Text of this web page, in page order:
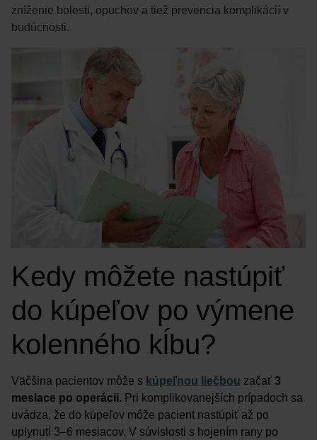
zníženie bolesti, opuchov a tiež prevencia komplikácií v
budúcnosti.
Kedy môžete nastúpiť
do kúpeľov po výmene
kolenného kĺbu?
Väčšina pacientov môže s kúpeľnou liečbou začať 3
mesiace po operácii. Pri komplikovanejších prípadoch sa
uvádza, že do kúpeľov môže pacient nastúpiť až po
uplynutí 3–6 mesiacov. V súvislosti s hojením rany po